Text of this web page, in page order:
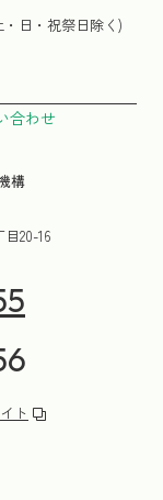
・日・祝祭日除く)
合わせ
構
20-16
ト